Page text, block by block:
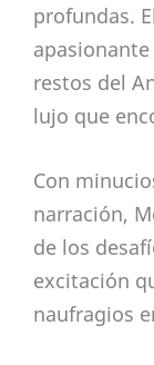
profundas.
restos del
lujo que
Con
narración,
de los
excitación
naufragios